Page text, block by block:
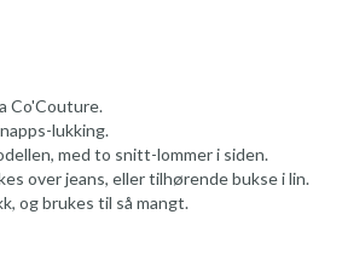
Co'Couture.
lukking.
med to snitt-lommer i siden.
over jeans, eller tilhørende bukse i lin.
og brukes til så mangt.